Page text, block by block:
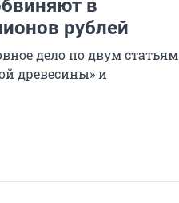
в
рублей
дело по двум статьям
древесины» и